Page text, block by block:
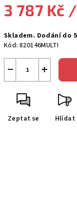
3 787 Kč
cena:
Skladem. Dodání do
Kód: 820146MULTI
+
−
Zeptat se Hlídat